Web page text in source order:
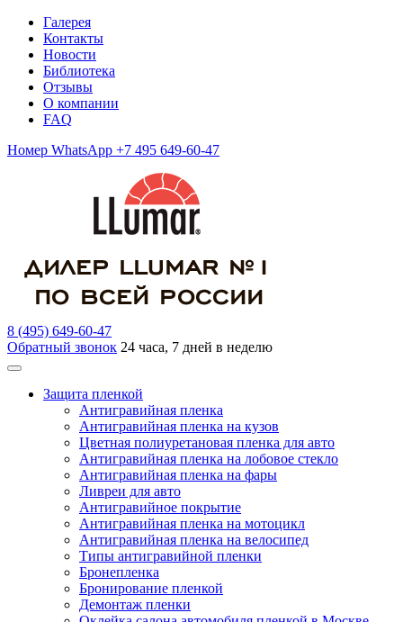
Галерея
Контакты
Новости
Библиотека
Отзывы
О компании
FAQ
Номер WhatsApp +7 495 649-60-47
8 (495) 649-60-47
Обратный звонок 24 часа, 7 дней в неделю
Защита пленкой
Антигравийная пленка
Антигравийная пленка на кузов
Цветная полиуретановая пленка для авто
Антигравийная пленка на лобовое стекло
Антигравийная пленка на фары
Ливреи для авто
Антигравийное покрытие
Антигравийная пленка на мотоцикл
Антигравийная пленка на велосипед
Типы антигравийной пленки
Бронепленка
Бронирование пленкой
Демонтаж пленки